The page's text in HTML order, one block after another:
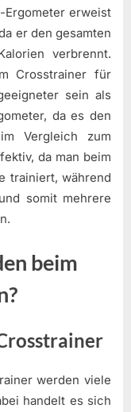
Ergometer erweist
er den gesamten
verbrennt.
Crosstrainer für
sein als
da es den
Vergleich zum
da man beim
trainiert, während
somit mehrere
beim
werden viele
handelt es sich